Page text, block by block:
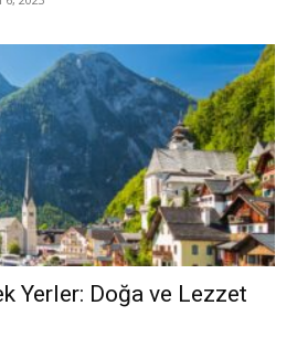
Yerler: Doğa ve Lezzet